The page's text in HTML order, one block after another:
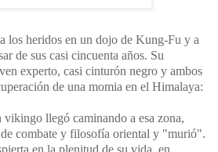
los heridos en un dojo de Kung-Fu y a
de sus casi cincuenta años. Su
experto, casi cinturón negro y ambos
de una momia en el Himalaya:
vikingo llegó caminando a esa zona,
de combate y filosofía oriental y "murió".
en la plenitud de su vida, en